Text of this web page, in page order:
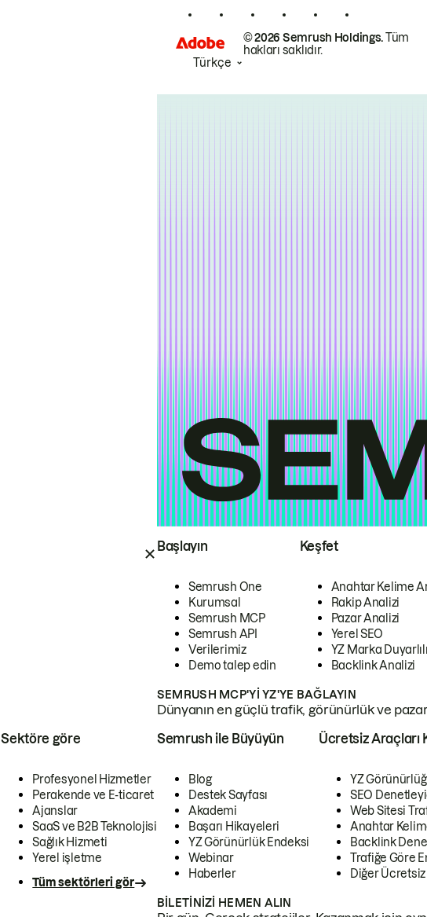
Başlayın
Semrush One
Kurumsal
Semrush MCP
Semrush API
Verilerimiz
Demo talep edin
Keşfet
Anahtar Kelime
Rakip Analizi
Pazar Analizi
Yerel SEO
YZ Marka
Backlink Analizi
SEMRUSH MCP'YI YZ'YE BAĞLAYIN
Dünyanın en güçlü trafik, görünürlük ve
Sektöre göre
Profesyonel Hizmetler
Perakende ve E-ticaret
Ajanslar
SaaS ve B2B Teknolojisi
Sağlık Hizmeti
Yerel işletme
Tüm sektörleri gör
Semrush ile Büyüyün
Blog
Destek Sayfası
Akademi
Başarı Hikayeleri
YZ Görünürlük Endeksi
Webinar
Haberler
Ücretsiz Araçları
YZ
SEO
Web Sitesi
Anahtar
Backlink
Trafiğe Göre
Diğer
BILETINIZI HEMEN ALIN
© 2026 Semrush Holdings.Tüm
hakları saklıdır.
Türkçe